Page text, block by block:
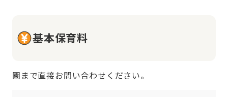
基本保育料
園まで直接お問い合わせください。